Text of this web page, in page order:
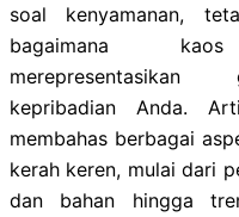
soal kenyamanan,
bagaimana
kepribadian Anda.
membahas berbagai
kerah keren, mulai dari
dan bahan hingga